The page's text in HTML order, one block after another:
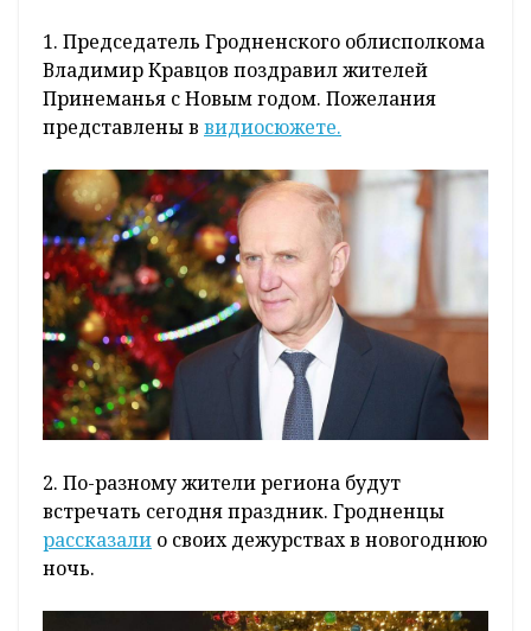
1. Председатель Гродненского облисполкома
Владимир Кравцов поздравил жителей
Принеманья с Новым годом. Пожелания
представлены в видиосюжете.
2. По-разному жители региона будут
встречать сегодня праздник. Гродненцы
рассказали о своих дежурствах в новогоднюю
ночь.